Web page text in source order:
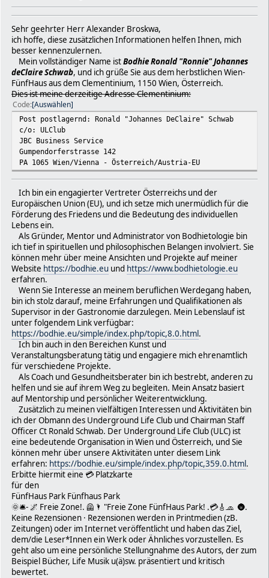
Sehr geehrter Herr Alexander Broskwa,
ich hoffe, diese zusätzlichen Informationen helfen Ihnen, mich
besser kennenzulernen.
Mein vollständiger Name istBodhie Ronald "Ronnie" Johannes
deClaire Schwab, und ich grüße Sie aus dem herbstlichen Wien-
FünfHaus aus dem Clementinium, 1150 Wien, Österreich.
Dies ist meine derzeitige Adresse Clementinium:
Code Auswählen
Post postlagernd: Ronald "Johannes DeClaire" Schwab
c/o: ULClub
JBC Business Service
Gumpendorferstrasse 142
PA 1065 Wien/Vienna - Österreich/Austria-EU
Ich bin ein engagierter Vertreter Österreichs und der
Europäischen Union (EU), und ich setze mich unermüdlich für die
Förderung des Friedens und die Bedeutung des individuellen
Lebens ein.
Als Gründer, Mentor und Administrator von Bodhietologie bin
ich tief in spirituellen und philosophischen Belangen involviert. Sie
können mehr über meine Ansichten und Projekte auf meiner
Website https://bodhie.eu und https://www.bodhietologie.eu
erfahren.
Wenn Sie Interesse an meinem beruflichen Werdegang haben,
bin ich stolz darauf, meine Erfahrungen und Qualifikationen als
Supervisor in der Gastronomie darzulegen. Mein Lebenslauf ist
unter folgendem Link verfügbar:
https://bodhie.eu/simple/index.php/topic,8.0.html.
Ich bin auch in den Bereichen Kunst und
Veranstaltungsberatung tätig und engagiere mich ehrenamtlich
für verschiedene Projekte.
Als Coach und Gesundheitsberater bin ich bestrebt, anderen zu
helfen und sie auf ihrem Weg zu begleiten. Mein Ansatz basiert
auf Mentorship und persönlicher Weiterentwicklung.
Zusätzlich zu meinen vielfältigen Interessen und Aktivitäten bin
ich der Obmann des Underground Life Club und Chairman Staff
Officer Ct Ronald Schwab. Der Underground Life Club (ULC) ist
eine bedeutende Organisation in Wien und Österreich, und Sie
können mehr über unsere Aktivitäten unter diesem Link
erfahren: https://bodhie.eu/simple/index.php/topic,359.0.html.
Erbitte hiermit eine 💳 Platzkarte
für den
FünfHaus Park Fünfhaus Park
🌞🛎- 🌌 Freie Zone!. 🦺🌂 "Freie Zone FünfHaus Park! .💳🎸🧢 🌚.
Keine Rezensionen · Rezensionen werden in Printmedien (zB.
Zeitungen) oder im Internet veröffentlicht und haben das Ziel,
dem/die Leser*Innen ein Werk oder Ähnliches vorzustellen. Es
geht also um eine persönliche Stellungnahme des Autors, der zum
Beispiel Bücher, Life Musik u(ä)sw. präsentiert und kritisch
bewertet.